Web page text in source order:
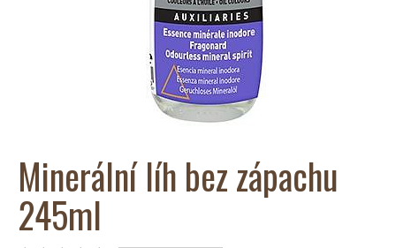
Minerální líh bez zápachu
245ml